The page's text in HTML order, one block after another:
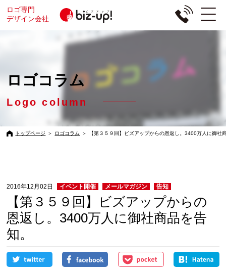
ロゴ専門
デザイン会社
ロゴコラム
Logo column
トップページ ＞ ロゴコラム ＞ 【第３５９回】ビズアップからの恩返し。3400万人に御社
2016年12月02日 イベント開催 メールマガジン 告知
【第３５９回】ビズアップからの
恩返し。3400万人に御社商品を告
知。